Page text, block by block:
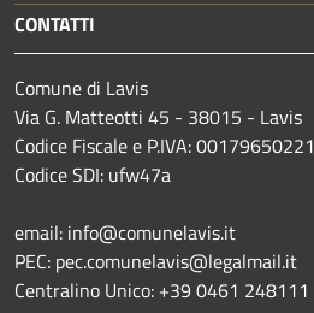
CONTATTI
Comune di Lavis
Via G. Matteotti 45 - 38015 - Lavis
Codice Fiscale e P.IVA: 00179650221
Codice SDI: ufw47a
email: info@comunelavis.it
PEC: pec.comunelavis@legalmail.it
Centralino Unico: +39 0461 248111